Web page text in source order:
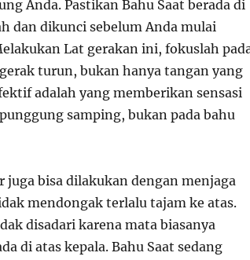
Anda. Pastikan Bahu Saat berada di
dan dikunci sebelum Anda mulai
Lat gerakan ini, fokuslah
turun, bukan hanya tangan yang
adalah yang memberikan sensasi
samping, bukan pada bahu
juga bisa dilakukan dengan menjaga
mendongak terlalu tajam ke atas.
disadari karena mata biasanya
di atas kepala. Bahu Saat sedang